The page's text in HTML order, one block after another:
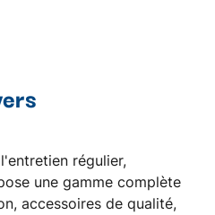
l'entretien régulier,
une gamme complète
, accessoires de qualité,